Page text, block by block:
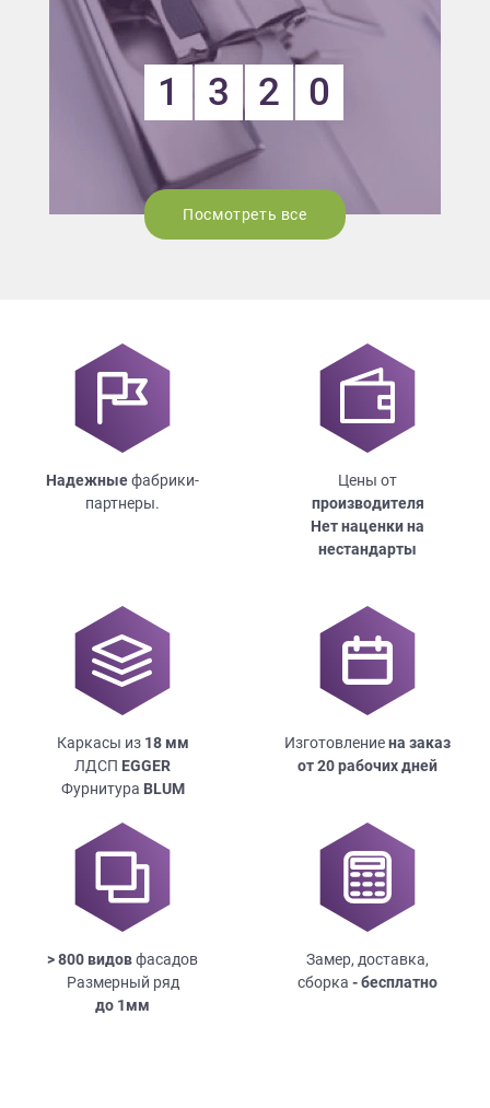
1 3 2 0
Посмотреть все
Надежныефабрики-
партнеры.
Цены от
производителя
Нет наценки на
нестандарты
Каркасы из 18мм
ЛДСП EGGER
Фурнитура BLUM
Изготовлениена заказ
от 20 рабочих дней
> 800 видовфасадов
Размерный ряд
до 1мм
Замер, доставка,
сборка - бесплатно